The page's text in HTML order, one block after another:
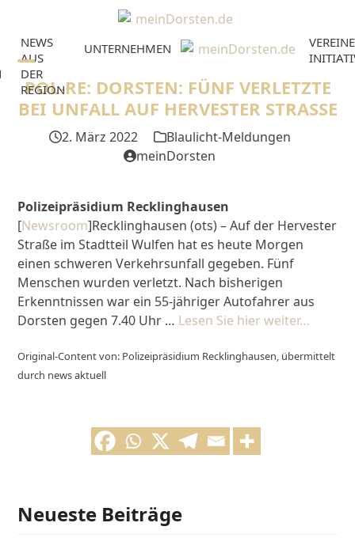
content
NEWS
AUS
DER
REGION
UNTERNEHMEN
Open
mobile
menu
Close
mobile
menu
POL-RE: DORSTEN: FÜNF VERLETZTE
BEI UNFALL AUF HERVESTER STRASSE
2. März 2022
Blaulicht-Meldungen
meinDorsten
Polizeipräsidium Recklinghausen
[Newsroom]Recklinghausen (ots) – Auf der Hervester
Straße im Stadtteil Wulfen hat es heute Morgen
einen schweren Verkehrsunfall gegeben. Fünf
Menschen wurden verletzt. Nach bisherigen
Erkenntnissen war ein 55-jähriger Autofahrer aus
Dorsten gegen 7.40 Uhr … Lesen Sie hier weiter…
Original-Content von: Polizeipräsidium Recklinghausen, übermittelt
durch news aktuell
Neueste Beiträge